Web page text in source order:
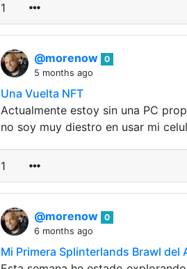
1
@morenow 0
5 months ago
Una Vuelta NFT
Actualmente estoy sin una PC
no soy muy diestro en usar mi
1
@morenow 0
6 months ago
Mi Primera Splinterlands Brawl del